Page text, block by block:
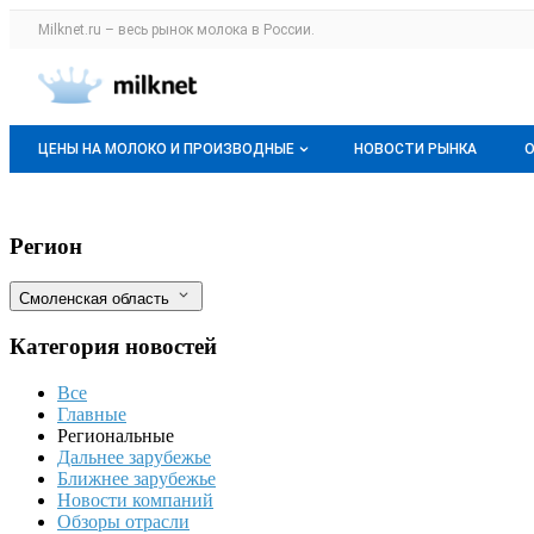
Раздел навигации по сайту milknet.ru
Milknet.ru – весь рынок молока в России.
Авторизация и меню пользователя
Навигация по разделам сайта milknet.ru
ЦЕНЫ НА МОЛОКО И ПРОИЗВОДНЫЕ
О мониторингах
Актуальные мониторинги
Динамика цен
Отзывы
НОВОСТИ РЫНКА
В Смоленской области усилят меры
Фильтры
Регион
Смоленская область
Категория новостей
Все
Главные
Региональные
Дальнее зарубежье
Ближнее зарубежье
Новости компаний
Обзоры отрасли